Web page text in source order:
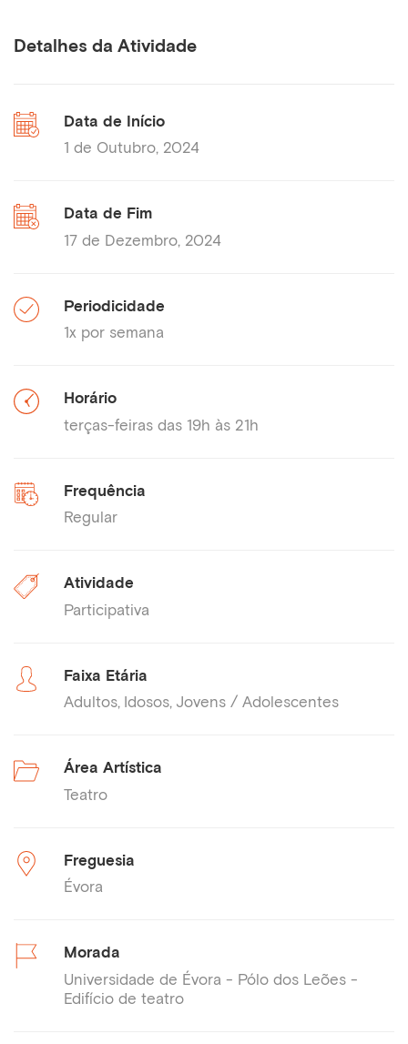
Detalhes da Atividade
Data de Início
1 de Outubro, 2024
Data de Fim
17 de Dezembro, 2024
Periodicidade
1x por semana
Horário
terças-feiras das 19h às 21h
Frequência
Regular
Atividade
Participativa
Faixa Etária
Adultos Idosos Jovens / Adolescentes
Área Artística
Teatro
Freguesia
Évora
Morada
Universidade de Évora - Pólo dos Leões -
Edifício de teatro